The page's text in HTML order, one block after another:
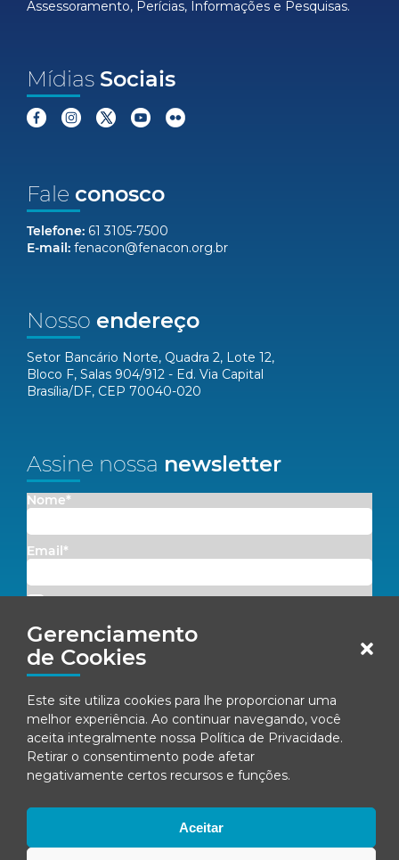
Gerenciamento
de Cookies
Este site utiliza cookies para lhe proporcionar uma
melhor experiência. Ao continuar navegando, você
aceita integralmente nossa Política de Privacidade.
Retirar o consentimento pode afetar
negativamente certos recursos e funções.
Aceitar
Assessoramento, Perícias, Informações e Pesquisas.
Mídias Sociais
Fale conosco
Telefone: 61 3105-7500
E-mail: fenacon@fenacon.org.br
Nosso endereço
Setor Bancário Norte, Quadra 2, Lote 12,
Bloco F, Salas 904/912 - Ed. Via Capital
Brasília/DF, CEP 70040-020
Assine nossa newsletter
Nome*
Email*
© Fenacon 2026
Todos os direitos reservados.